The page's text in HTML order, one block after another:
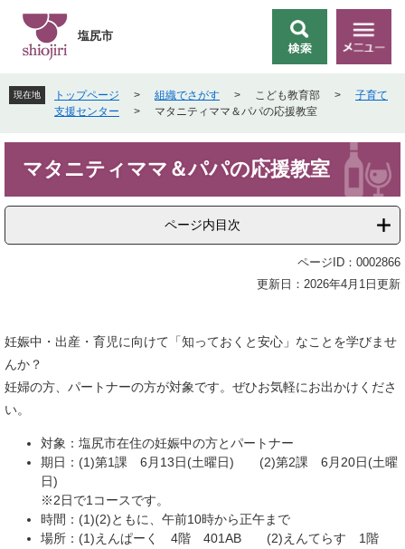
先
頭
す
を
飛
し
文
索
メ
ニ
塩尻市
現在地 トップページ > 組織でさがす > こども教育部 >
子育て
支援センター
> マタニティママ＆パパの応援教室
マタニティママ＆パパの応援教室
ページ内目次
ページID：0002866
更新日：2026年4月1日更新
妊娠中・出産・育児に向けて「知っておくと安心」なことを学びませ
んか？
妊婦の方、パートナーの方が対象です。ぜひお気軽にお出かけくださ
い。
対象：塩尻市在住の妊娠中の方とパートナー
期日：(1)第1課 6月13日(土曜日) (2)第2課 6月20日(土曜
日)
※2日で1コースです。
時間：(1)(2)ともに、午前10時から正午まで
場所：(1)えんぱーく 4階 401AB (2)えんてらす 1階